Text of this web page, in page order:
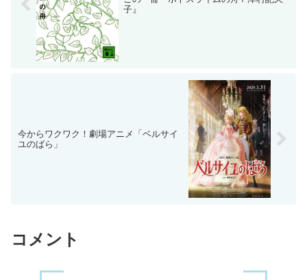
子』
今からワクワク！劇場アニメ「ベルサイ
ユのばら」
コメント